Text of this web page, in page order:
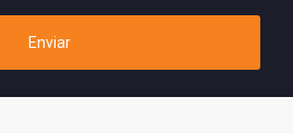
una herramienta poderosa para
en el mercado inmobiliario
hasta compradores. Este
una métrica, sino una oportunidad
Enviar